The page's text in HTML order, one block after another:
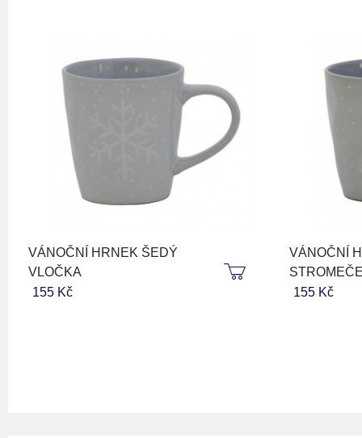
VÁNOČNÍ HRNEK ŠEDÝ
VLOČKA
155 Kč
VÁNOČNÍ
155 Kč